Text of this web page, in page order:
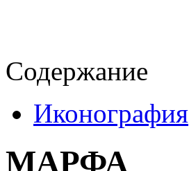
Содержание
Иконография
МАРФА